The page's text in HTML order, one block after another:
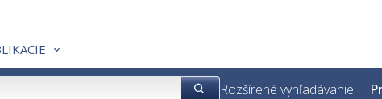
Rozšírené vyhľadávanie